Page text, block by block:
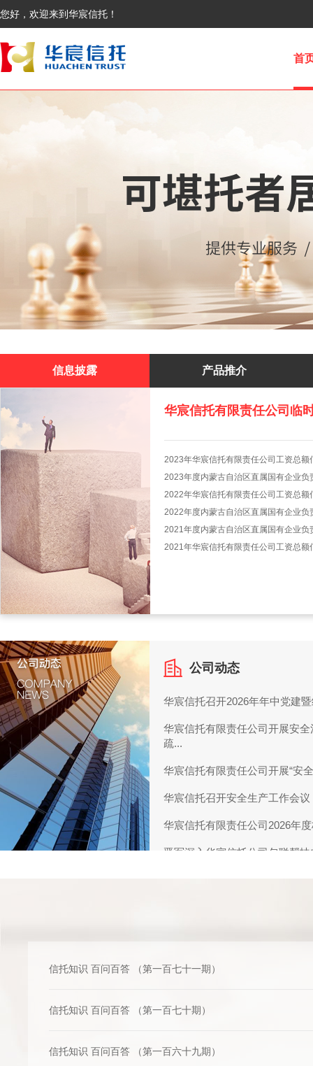
您好，欢迎来到华宸信托！
首
信息披露 产品推介
华宸信托有限责任公司临
2023年华宸信托有限责任公司工资总额
2023年度内蒙古自治区直属国有企业负
2022年华宸信托有限责任公司工资总额
2022年度内蒙古自治区直属国有企业负
2021年度内蒙古自治区直属国有企业负
2021年华宸信托有限责任公司工资总额
公司动态
华宸信托召开2026年年中党建
华宸信托有限责任公司开展安
疏...
华宸信托有限责任公司开展“安
华宸信托召开安全生产工作会议
华宸信托有限责任公司2026年
晋军深入华宸信托公司包联帮
信托知识 百问百答 （第一百七十一期）
信托知识 百问百答 （第一百七十期）
信托知识 百问百答 （第一百六十九期）